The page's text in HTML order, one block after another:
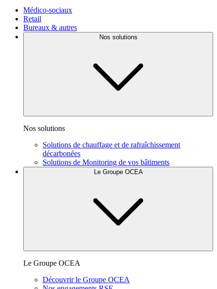
Médico-sociaux
Retail
Bureaux & autres
Nos solutions
Nos solutions
Solutions de chauffage et de rafraîchissement
décarbonées
Solutions de Monitoring de vos bâtiments
Le Groupe OCEA
Le Groupe OCEA
Découvrir le Groupe OCEA